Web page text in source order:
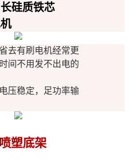
硅质铁芯
去有刷电机经常更
间不用发不出电的
压稳定，足功率输
塑底架